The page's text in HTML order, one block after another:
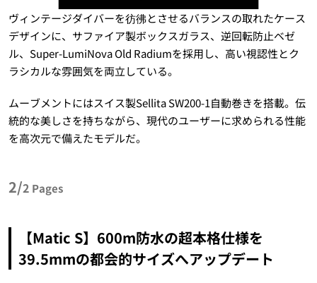
ヴィンテージダイバーを彷彿とさせるバランスの取れたケース
デザインに、サファイア製ボックスガラス、逆回転防止ベゼ
ル、Super-LumiNova Old Radiumを採用し、高い視認性とク
ラシカルな雰囲気を両立している。
ムーブメントにはスイス製Sellita SW200-1自動巻きを搭載。伝
統的な美しさを持ちながら、現代のユーザーに求められる性能
を高次元で備えたモデルだ。
2/2 Pages
【Matic S】600m防水の超本格仕様を
39.5mmの都会的サイズへアップデート